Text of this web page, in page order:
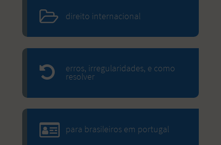
direito internacional
erros, irregularidades, e como
resolver
para brasileiros em portugal